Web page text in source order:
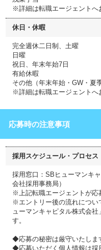
※詳細は転職エージェントへ
休日・休暇
完全週休二日制、土曜
日曜
祝日、年末年始7日
有給休暇
その他（年末年始・GW・夏季
※詳細は転職エージェントへ
応募時の注意事項
採用スケジュール・プロセス
採用窓口：SBヒューマンキ
会社採用事務局）
※上記転職エージェントが応
※エントリー後の流れについ
ューマンキャピタル株式会
す。
◆応募の秘密は厳守いたしま
◆応募いただく個人情報は採